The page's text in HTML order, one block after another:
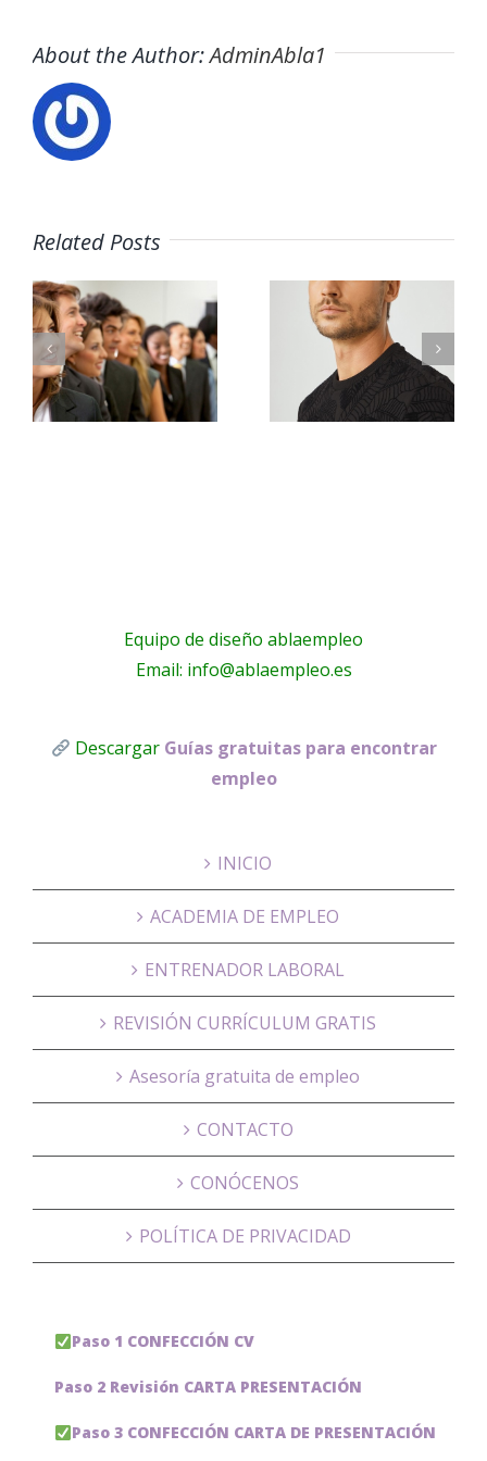
About the Author:AdminAbla1
Related Postsautoanálisis
como
base para
una
búsqueda
Canal de
Equipo de diseño ablaempleo
Email: info@ablaempleo.es
Descargar Guías gratuitas para encontrar
empleo
INICIO
ACADEMIA DE EMPLEO
ENTRENADOR LABORAL
REVISIÓN CURRÍCULUM GRATIS
Asesoría gratuita de empleo
CONTACTO
CONÓCENOS
POLÍTICA DE PRIVACIDAD
Paso 1 CONFECCIÓN CV
Paso 2 Revisión CARTA PRESENTACIÓN
Paso 3 CONFECCIÓN CARTA DE PRESENTACIÓN